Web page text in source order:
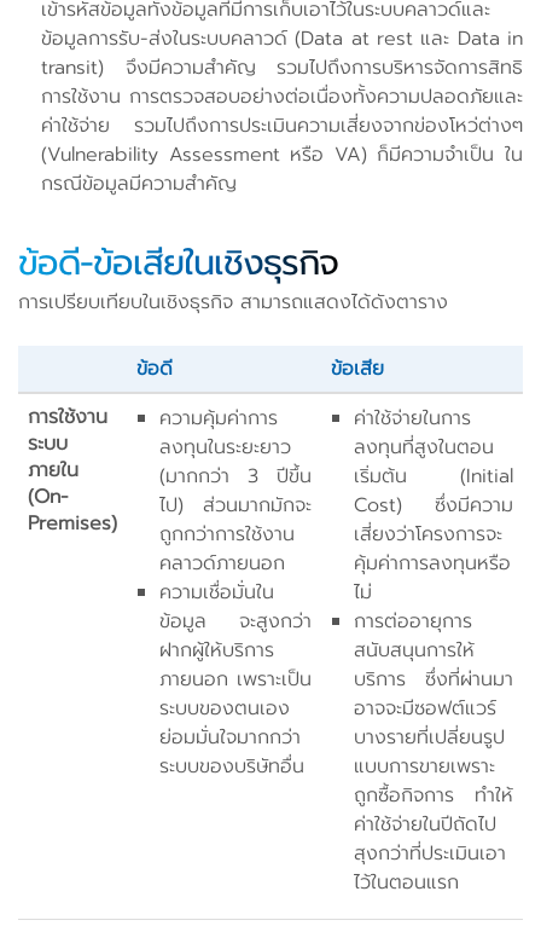
เข้ารหัสข้อมูลทั้งข้อมูลที่มีการเก็บเอาไว้ในระบบคลาวด์และ
ข้อมูลการรับ-ส่งในระบบคลาวด์ (Data at rest และ Data in
transit) จึงมีความสำคัญ รวมไปถึงการบริหารจัดการสิทธิ
การใช้งาน การตรวจสอบอย่างต่อเนื่องทั้งความปลอดภัยและ
ค่าใช้จ่าย รวมไปถึงการประเมินความเสี่ยงจากข่องโหว่ต่างๆ
(Vulnerability Assessment หรือ VA) ก็มีความจำเป็น ใน
กรณีข้อมูลมีความสำคัญ
ข้อดี-ข้อเสียในเชิงธุรกิจ
การเปรียบเทียบในเชิงธุรกิจ สามารถแสดงได้ดังตาราง
ข้อดี
ข้อเสีย
การใช้งาน
ระบบ
ภายใน
(On-
Premises)
ความคุ้มค่าการ
ลงทุนในระยะยาว
(มากกว่า 3 ปีขึ้น
ไป) ส่วนมากมักจะ
ถูกกว่าการใช้งาน
คลาวด์ภายนอก
ความเชื่อมั่นใน
ข้อมูล จะสูงกว่า
ฝากผู้ให้บริการ
ภายนอก เพราะเป็น
ระบบของตนเอง
ย่อมมั่นใจมากกว่า
ระบบของบริษัทอื่น
ค่าใช้จ่ายในการ
ลงทุนที่สูงในตอน
เริ่มต้น (Initial
Cost) ซึ่งมีความ
เสี่ยงว่าโครงการจะ
คุ้มค่าการลงทุนหรือ
ไม่
การต่ออายุการ
สนับสนุนการให้
บริการ ซึ่งที่ผ่านมา
อาจจะมีซอฟต์แวร์
บางรายที่เปลี่ยนรูป
แบบการขายเพราะ
ถูกซื้อกิจการ ทำให้
ค่าใช้จ่ายในปีถัดไป
สุงกว่าที่ประเมินเอา
ไว้ในตอนแรก